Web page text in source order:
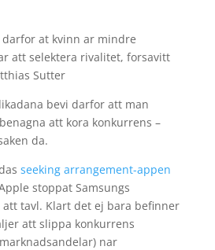
darfor at kvinn ar mindre
att selektera rivalitet, forsavitt
Sutter
bevi darfor att man
att kora konkurrens –
da.
seeking arrangement-appen
stoppat Samsungs
tavl. Klart det ej bara befinner
att slippa konkurrens
nar